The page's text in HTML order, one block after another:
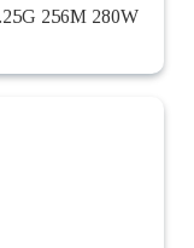
256M 280W